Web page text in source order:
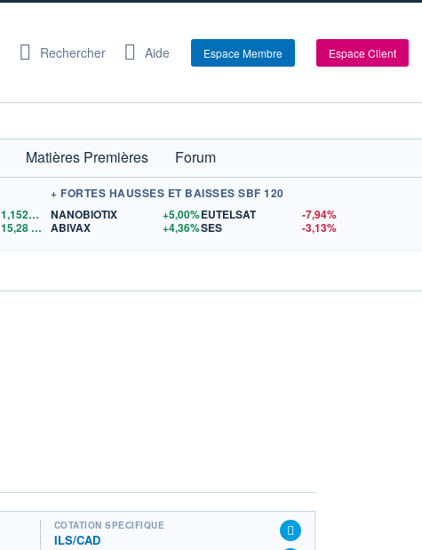
Rechercher Aide Espace Membre Espace Client
Matières Premières
Forum
1,1525$US
15,28$US
+ FORTES HAUSSES ET BAISSES SBF 120
NANOBIOTIX
+5,00%
ABIVAX
+4,36%
EUTELSAT
-7,94%
SES
-3,13%
COTATION SPÉCIFIQUE
ILS/CAD